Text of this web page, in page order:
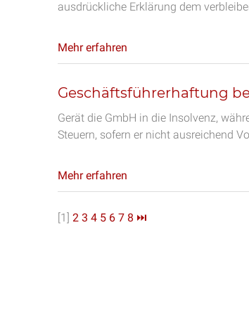
ausdrückliche Erklärung dem
Mehr erfahren
Geschäftsführerhaftung
Gerät die GmbH in die Insolvenz,
Steuern, sofern er nicht ausreichend
Mehr erfahren
[1] 2 3 4 5 6 7 8 ⏭